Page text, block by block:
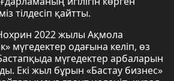
тілдесіп қайтты.
2022 жылы Ақмола
мүгедектер одағына келіп, өз
мүгедектер арбаларын
Екі жыл бұрын «Бастау бизнес»